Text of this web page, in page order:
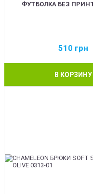
ФУТБОЛКА БЕЗ
510 грн
В КОРЗИНУ